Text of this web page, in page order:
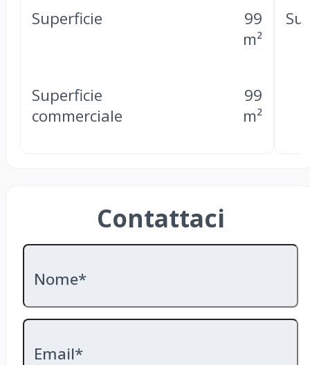
Superficie
99
m²
Superficie
commerciale
99
m²
Contattaci
Nome*
Email*